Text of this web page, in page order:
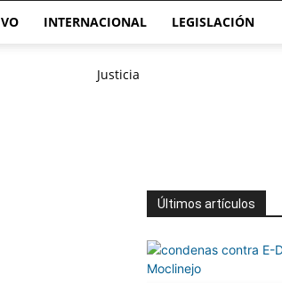
INTERNACIONAL LEGISLACIÓN
Últimos artículos